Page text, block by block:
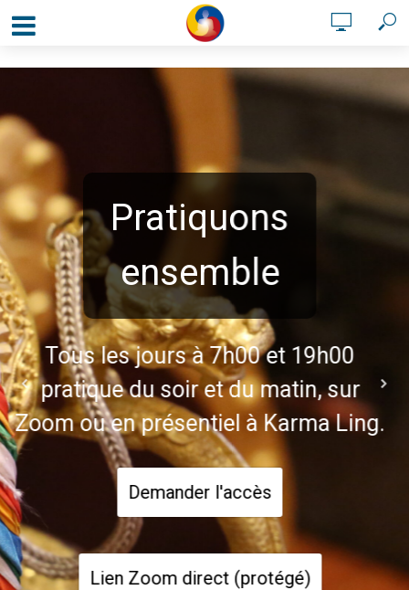
Pratiquons
ensemble
Tous les jours à 7h00 et 19h00
pratique du soir et du matin, sur
Zoom ou en présentiel à Karma Ling.
Demander l'accès
Lien Zoom direct (protégé)